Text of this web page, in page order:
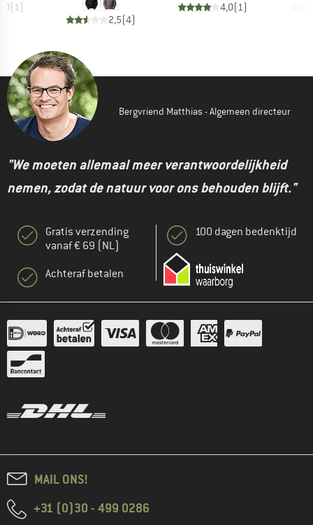
(1)
2,5(4)
4,0(1)
Bergvriend Matthias - Algemeen directeur
"We moeten allemaal meer verantwoordelijkheid
nemen, zodat de natuur voor ons behouden blijft."
Gratis verzending
vanaf € 69 (NL)
Achteraf betalen
100 dagen bedenktijd
MAIL ONS!
+31 (0)30 - 499 0286